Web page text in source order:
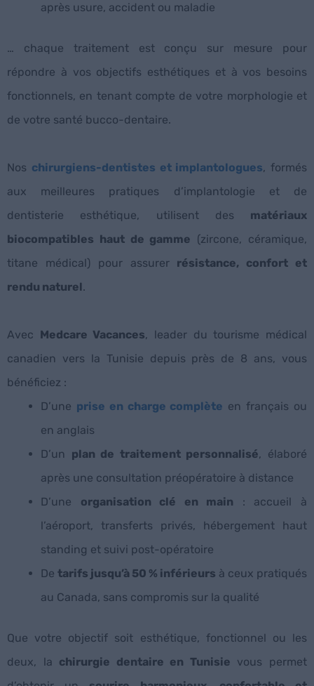
après usure, accident ou maladie
… chaque traitement est conçu sur mesure pour
répondre à vos objectifs esthétiques et à vos besoins
fonctionnels, en tenant compte de votre morphologie et
de votre santé bucco-dentaire.
Nos chirurgiens-dentistes et implantologues, formés
aux meilleures pratiques d’implantologie et de
dentisterie esthétique, utilisent des matériaux
biocompatibles haut de gamme (zircone, céramique,
titane médical) pour assurer résistance, confort et
rendu naturel.
Avec Medcare Vacances, leader du tourisme médical
canadien vers la Tunisie depuis près de 8 ans, vous
bénéficiez :
D’une prise en charge complète en français ou
en anglais
D’un plan de traitement personnalisé, élaboré
après une consultation préopératoire à distance
D’une organisation clé en main : accueil à
l’aéroport, transferts privés, hébergement haut
standing et suivi post-opératoire
De tarifs jusqu’à 50 % inférieurs à ceux pratiqués
au Canada, sans compromis sur la qualité
Que votre objectif soit esthétique, fonctionnel ou les
deux, la chirurgie dentaire en Tunisie vous permet